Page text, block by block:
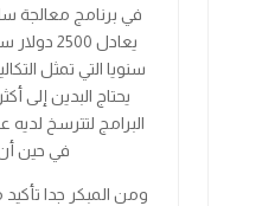
في برنامج معالجة
يعادل 2500دولار
سنويا التي تمثل
يحتاج البدين إلى
البرامج لتترسخ لديه
في حين
ومن المبكر جدا